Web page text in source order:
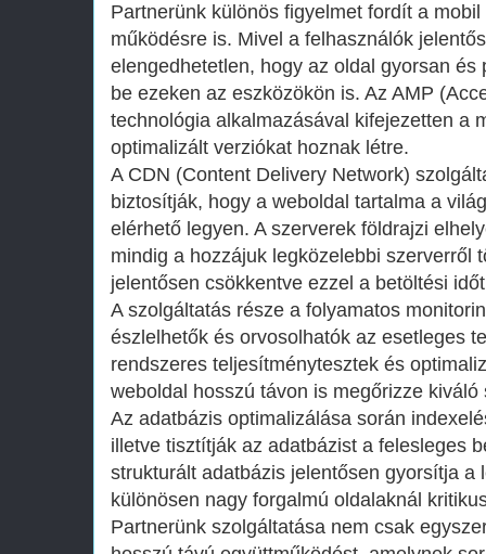
Partnerünk különös figyelmet fordít a
működésre is. Mivel a felhasználók
elengedhetetlen, hogy az oldal gyorsan és
be ezeken az eszközökön is. Az AMP
technológia alkalmazásával kifejezetten a
optimalizált verziókat hoznak létre.
A CDN (Content Delivery Network)
biztosítják, hogy a weboldal tartalma a
elérhető legyen. A szerverek földrajzi
mindig a hozzájuk legközelebbi szerverről
jelentősen csökkentve ezzel a betöltési
A szolgáltatás része a folyamatos
észlelhetők és orvosolhatók az esetleges
rendszeres teljesítménytesztek és
weboldal hosszú távon is megőrizze kiváló
Az adatbázis optimalizálása során
illetve tisztítják az adatbázist a felesleges
strukturált adatbázis jelentősen gyorsítja a
különösen nagy forgalmú oldalaknál
Partnerünk szolgáltatása nem csak